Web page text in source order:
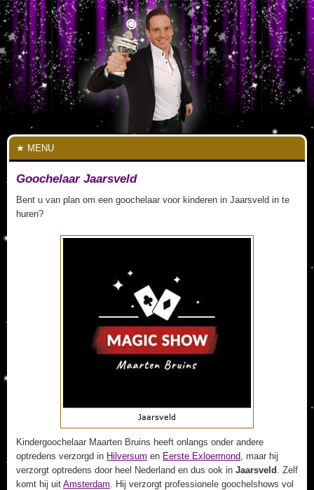
MENU
Goochelaar Jaarsveld
Bent u van plan om een goochelaar voor kinderen in Jaarsveld in te
huren?
Kindergoochelaar Maarten Bruins heeft onlangs onder andere
optredens verzorgd in Hilversum en Eerste Exloermond, maar hij
verzorgt optredens door heel Nederland en dus ook in Jaarsveld . Zelf
komt hij uit Amsterdam. Hij verzorgt professionele goochelshows vol